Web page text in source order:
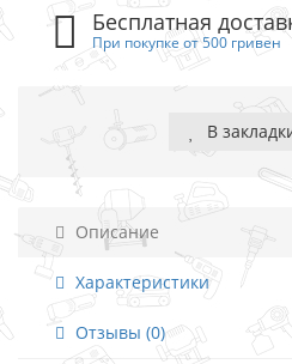
Бесплатная
При покупке от 500 гривен
В
Описание
Характеристики
Отзывы (0)